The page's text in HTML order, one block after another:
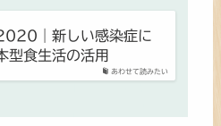
あわせて読みたい
｜新しい感染症に
型食生活の活用